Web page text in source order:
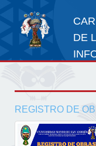
DE
REGISTRO DE